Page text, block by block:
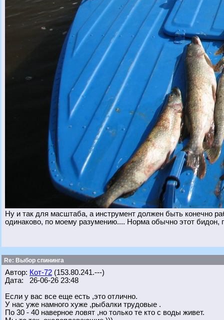
Ну и так для масштаба, а инструмент должен быть конечно
одинаково, по моему разумению.... Норма обычно этот бидон,
Re: Выбор спининга
Автор: Кот-72 (153.80.241.---)
Дата: 26-06-26 23:48
Если у вас все еще есть ,это отлично.
У нас уже намного хуже ,рыбалки трудовые .
По 30 - 40 наверное ловят ,но только те кто с воды живет.